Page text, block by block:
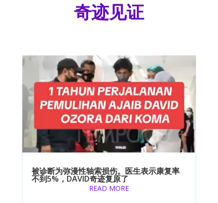
奇迹见证
被诊断为弥漫性轴索损伤。医生表示康复率
不到5%，DAVID奇迹复原了
READ MORE